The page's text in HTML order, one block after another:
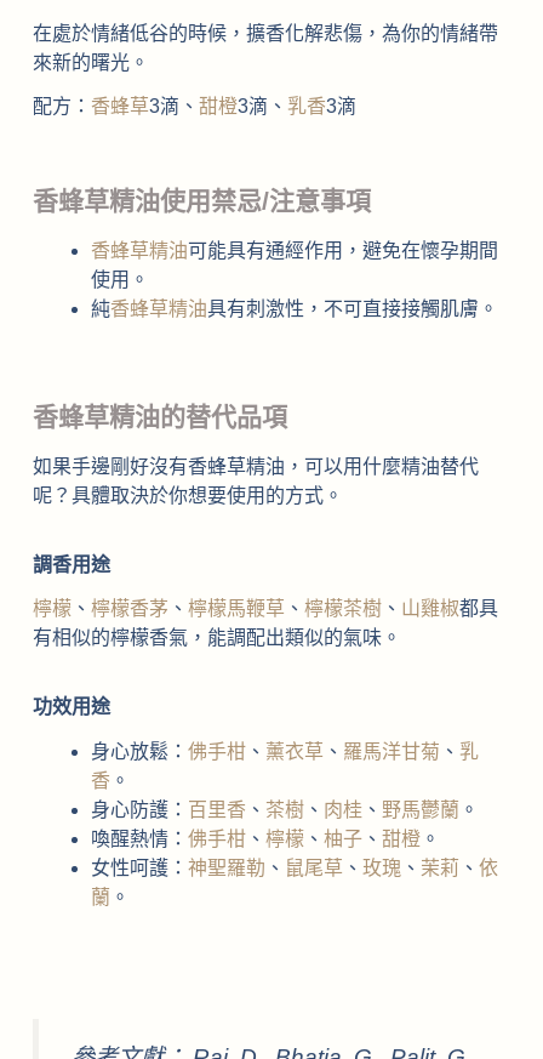
在處於情緒低谷的時候，擴香化解悲傷，為你的情緒帶
來新的曙光。
配方： 香蜂草3滴、 甜橙3滴、 乳香3滴
香蜂草精油使用禁忌/注意事項
香蜂草精油可能具有通經作用，避免在懷孕期間
使用。
純香蜂草精油具有刺激性，不可直接接觸肌膚。
香蜂草精油的替代品項
如果手邊剛好沒有香蜂草精油，可以用什麼精油替代
呢？具體取決於你想要使用的方式。
調香用途
檸檬 、 檸檬香茅 、 檸檬馬鞭草 、 檸檬茶樹、 山雞椒都具
有相似的檸檬香氣，能調配出類似的氣味。
功效用途
身心放鬆： 佛手柑、 薰衣草 、 羅馬洋甘菊 、 乳
香 。
身心防護： 百里香 、 茶樹、 肉桂、 野馬鬱蘭 。
喚醒熱情： 佛手柑、 檸檬 、 柚子、 甜橙。
女性呵護： 神聖羅勒 、 鼠尾草 、 玫瑰 、 茉莉 、 依
蘭 。